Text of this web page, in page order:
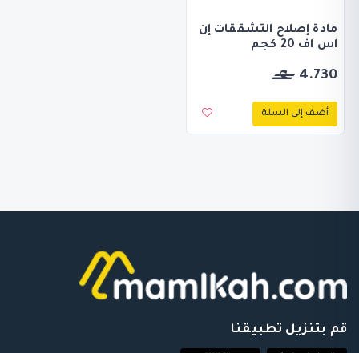
مادة إصلاح التشققات إن
اس اف 20 كجم
4.730
أضف إلى السلة
قم بتنزيل تطبيقنا